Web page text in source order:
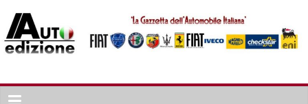
naar
inhoud
Auto
Edizione